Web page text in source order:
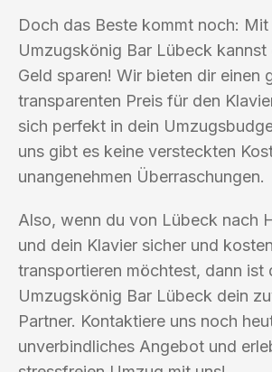
Doch das Beste kommt noch: Mit
Umzugskönig Bar Lübeck kannst
Geld sparen! Wir bieten dir einen
transparenten Preis für den
sich perfekt in dein
uns gibt es keine versteckten
unangenehmen Überraschungen.
Also, wenn du von Lübeck nach
und dein Klavier sicher und
transportieren möchtest, dann ist
Umzugskönig Bar Lübeck dein
Partner. Kontaktiere uns noch
unverbindliches Angebot und